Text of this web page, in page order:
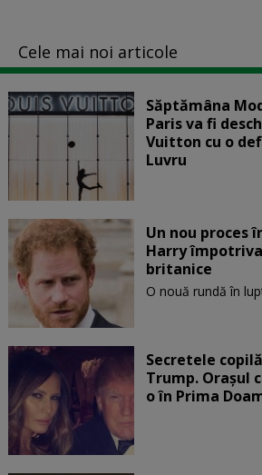
Cele mai noi articole
Săptămâna
Paris va fi
Vuitton cu o
Luvru
Un nou proces
Harry
britanice
O nouă rundă în
Secretele
Trump. Orașul
o în Prima